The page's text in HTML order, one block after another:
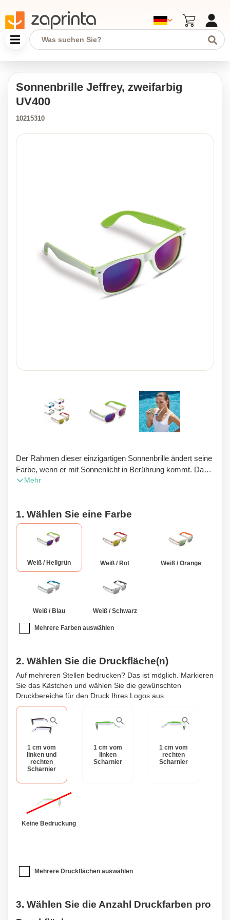
Sonnenbrille Jeffrey, zweifarbig
UV400
10215310
Der Rahmen dieser einzigartigen Sonnenbrille ändert seine
Farbe, wenn er mit Sonnenlicht in Berührung kommt. Das
sorgt für einen Überraschungseffekt bei einer stylischen
Mehr
1. Wählen Sie eine Farbe
Weiß / Hellgrün Weiß / Rot Weiß / Orange
Weiß / Blau Weiß / Schwarz
Mehrere Farben auswählen
2. Wählen Sie die Druckfläche(n)
Auf mehreren Stellen bedrucken? Das ist möglich. Markieren
Sie das Kästchen und wählen Sie die gewünschten
Druckbereiche für den Druck Ihres Logos aus.
1 cm vom
linken und
rechten
Scharnier
1 cm vom
linken
Scharnier
1 cm vom
rechten
Scharnier
Keine Bedruckung
Mehrere Druckflächen auswählen
3. Wählen Sie die Anzahl Druckfarben pro